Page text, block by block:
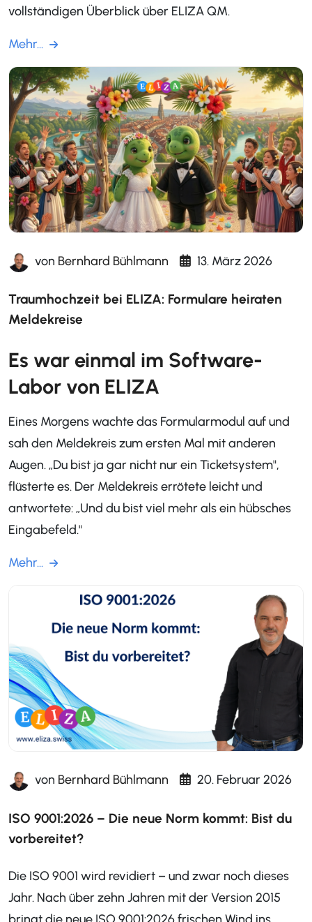
vollständigen Überblick über ELIZA QM.
Mehr...
von Bernhard Bühlmann 13. März 2026
Traumhochzeit bei ELIZA: Formulare heiraten
Meldekreise
Es war einmal im Software-
Labor von ELIZA
Eines Morgens wachte das Formularmodul auf und
sah den Meldekreis zum ersten Mal mit anderen
Augen. „Du bist ja gar nicht nur ein Ticketsystem",
flüsterte es. Der Meldekreis errötete leicht und
antwortete: „Und du bist viel mehr als ein hübsches
Eingabefeld."
Mehr...
von Bernhard Bühlmann 20. Februar 2026
ISO 9001:2026 – Die neue Norm kommt: Bist du
vorbereitet?
Die ISO 9001 wird revidiert – und zwar noch dieses
Jahr. Nach über zehn Jahren mit der Version 2015